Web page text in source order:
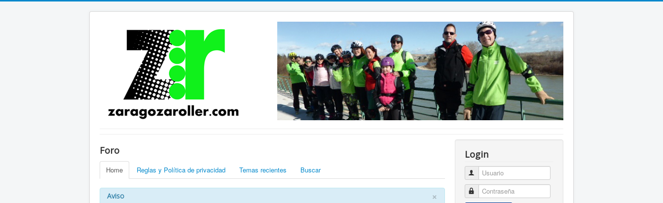
Foro
Home Reglas y Política de privacidad Temas recientes Buscar
×
Aviso
Login
Usuario
Contraseña